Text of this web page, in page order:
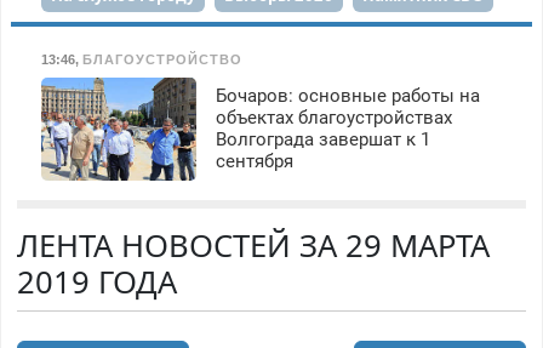
Сталинград в сердце
Набережная День Победы Реконструкция ЦПКиО
80-летие Победы Парк Героев-летчиков
13:46, БЛАГОУСТРОЙСТВО
Бочаров: основные работы на
объектах благоустройствах
Волгограда завершат к 1
сентября
ЛЕНТА НОВОСТЕЙ ЗА 29 МАРТА
2019 ГОДА